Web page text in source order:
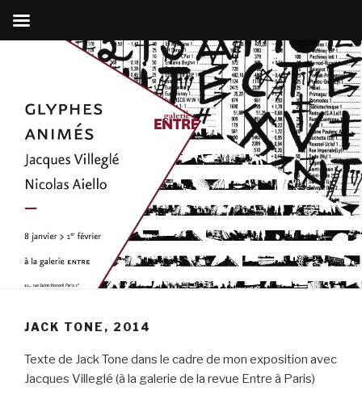
principal
JACK TONE, 2014
Texte de Jack Tone dans le cadre de mon exposition avec
Jacques Villeglé (à la galerie de la revue Entre à Paris)